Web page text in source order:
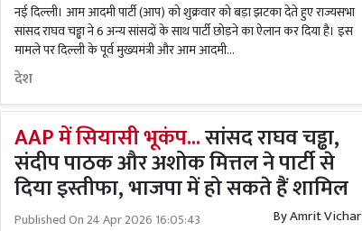
नई दिल्ली। आम आदमी पार्टी (आप) को शुक्रवार को बड़ा झटका देते हुए राज्यसभा
सांसद राघव चड्ढा ने 6 अन्य सांसदों के साथ पार्टी छोड़ने का ऐलान कर दिया है। इस
मामले पर दिल्ली के पूर्व मुख्यमंत्री और आम आदमी...
देश
AAP में सियासी भूकंप...सांसद राघव चड्ढा,
संदीप पाठक और अशोक मित्तल ने पार्टी से
दिया इस्तीफा, भाजपा में हो सकते हैं शामिल
Published On 24 Apr 2026 16:05:43 ByAmrit Vichar